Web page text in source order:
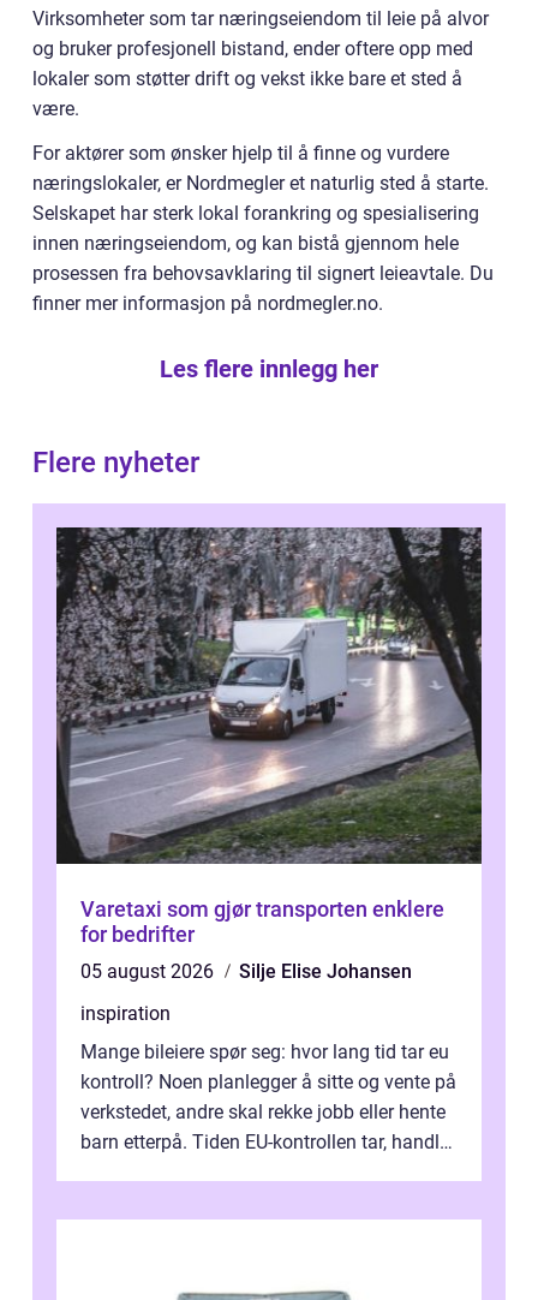
Virksomheter som tar næringseiendom til leie på alvor
og bruker profesjonell bistand, ender oftere opp med
lokaler som støtter drift og vekst ikke bare et sted å
være.
For aktører som ønsker hjelp til å finne og vurdere
næringslokaler, er Nordmegler et naturlig sted å starte.
Selskapet har sterk lokal forankring og spesialisering
innen næringseiendom, og kan bistå gjennom hele
prosessen fra behovsavklaring til signert leieavtale. Du
finner mer informasjon på nordmegler.no.
Les flere innlegg her
Flere nyheter
Varetaxi som gjør transporten enklere
for bedrifter
05 august 2026
Silje Elise Johansen
inspiration
Mange bileiere spør seg: hvor lang tid tar eu
kontroll? Noen planlegger å sitte og vente på
verkstedet, andre skal rekke jobb eller hente
barn etterpå. Tiden EU-kontrollen tar, handler